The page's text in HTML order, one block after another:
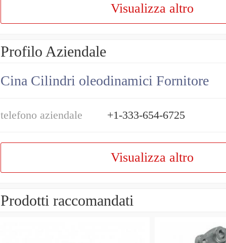
Visualizza altro
Profilo Aziendale
Cina Cilindri oleodinamici Fornitore
telefono aziendale +1-333-654-6725
Visualizza altro
Prodotti raccomandati